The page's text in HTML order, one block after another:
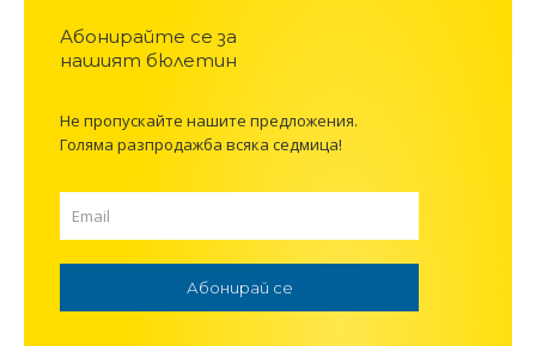
Абонирайте се за
нашият бюлетин
Не пропускайте нашите предложения.
Голяма разпродажба всяка седмица!
Абонирай се